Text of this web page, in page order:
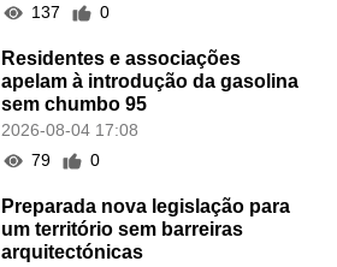
137
0
Residentes e associações
apelam à introdução da gasolina
sem chumbo 95
2026-08-04 17:08
79
0
Preparada nova legislação para
um território sem barreiras
arquitectónicas